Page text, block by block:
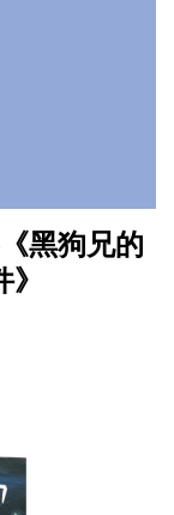
黑狗兄的